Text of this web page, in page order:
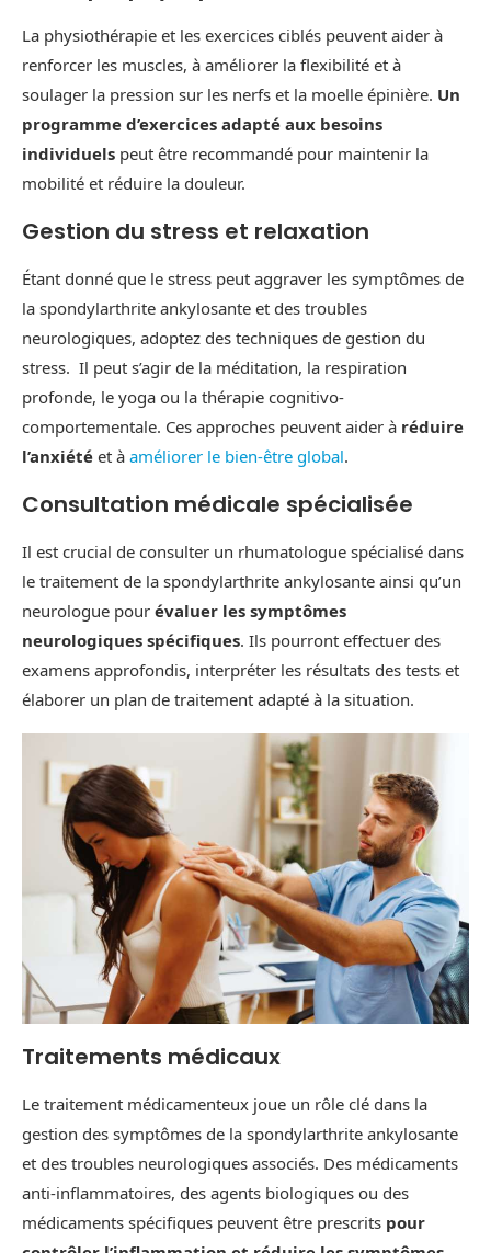
La physiothérapie et les exercices ciblés peuvent aider à
renforcer les muscles, à améliorer la flexibilité et à
soulager la pression sur les nerfs et la moelle épinière. Un
programme d’exercices adapté aux besoins
individuels peut être recommandé pour maintenir la
mobilité et réduire la douleur.
Gestion du stress et relaxation
Étant donné que le stress peut aggraver les symptômes de
la spondylarthrite ankylosante et des troubles
neurologiques, adoptez des techniques de gestion du
stress. Il peut s’agir de la méditation, la respiration
profonde, le yoga ou la thérapie cognitivo-
comportementale. Ces approches peuvent aider à réduire
l’anxiété et à améliorer le bien-être global.
Consultation médicale spécialisée
Il est crucial de consulter un rhumatologue spécialisé dans
le traitement de la spondylarthrite ankylosante ainsi qu’un
neurologue pour évaluer les symptômes
neurologiques spécifiques. Ils pourront effectuer des
examens approfondis, interpréter les résultats des tests et
élaborer un plan de traitement adapté à la situation.
Traitements médicaux
Le traitement médicamenteux joue un rôle clé dans la
gestion des symptômes de la spondylarthrite ankylosante
et des troubles neurologiques associés. Des médicaments
anti-inflammatoires, des agents biologiques ou des
médicaments spécifiques peuvent être prescrits pour